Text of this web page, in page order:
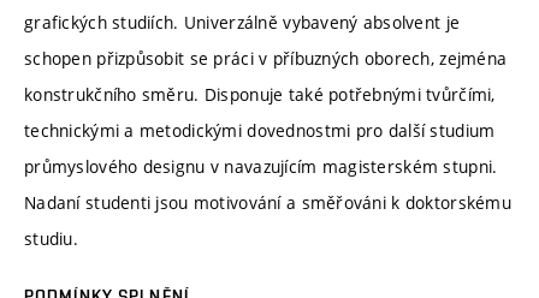
grafických studiích. Univerzálně vybavený absolvent je
schopen přizpůsobit se práci v příbuzných oborech, zejména
konstrukčního směru. Disponuje také potřebnými tvůrčími,
technickými a metodickými dovednostmi pro další studium
průmyslového designu v navazujícím magisterském stupni.
Nadaní studenti jsou motivování a směřováni k doktorskému
studiu.